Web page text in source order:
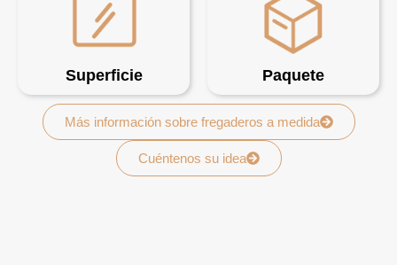
Superficie Paquete
Más información sobre fregaderos a medida
Cuéntenos su idea